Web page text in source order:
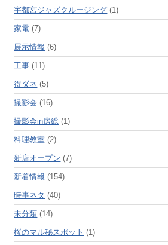
宇都宮ジャズクルージング (1)
家電 (7)
展示情報 (6)
工事 (11)
得ダネ (5)
撮影会 (16)
撮影会in房総 (1)
料理教室 (2)
新店オープン (7)
新着情報 (154)
時事ネタ (40)
未分類 (14)
桜のマル秘スポット (1)